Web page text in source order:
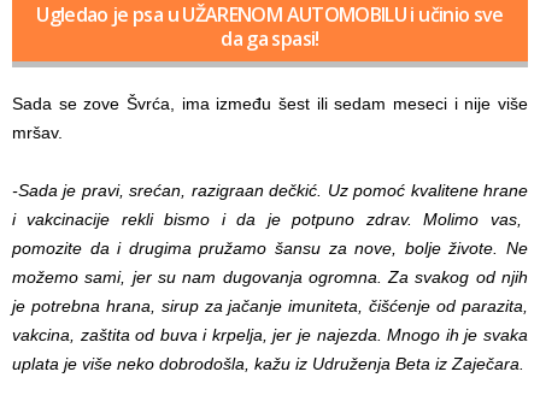
Ugledao je psa u UŽARENOM AUTOMOBILU i učinio sve
da ga spasi!
Sada se zove Švrća, ima između šest ili sedam meseci i nije više
mršav.
-Sada je pravi, srećan, razigraan dečkić. Uz pomoć kvalitene hrane
i vakcinacije rekli bismo i da je potpuno zdrav. Molimo vas,
pomozite da i drugima pružamo šansu za nove, bolje živote. Ne
možemo sami, jer su nam dugovanja ogromna. Za svakog od njih
je potrebna hrana, sirup za jačanje imuniteta, čišćenje od parazita,
vakcina, zaštita od buva i krpelja, jer je najezda. Mnogo ih je svaka
uplata je više neko dobrodošla, kažu iz Udruženja Beta iz Zaječara.